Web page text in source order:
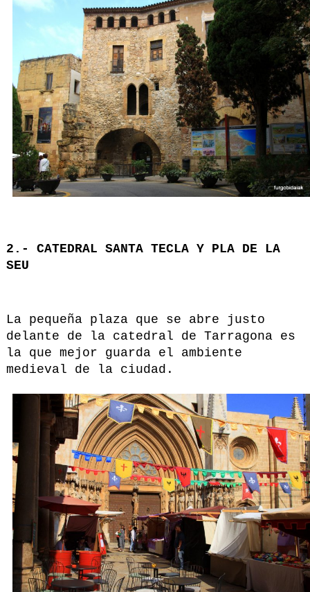
2.- CATEDRAL SANTA TECLA Y PLA DE LA
SEU
La pequeña plaza que se abre justo
delante de la catedral de Tarragona es
la que mejor guarda el ambiente
medieval de la ciudad.